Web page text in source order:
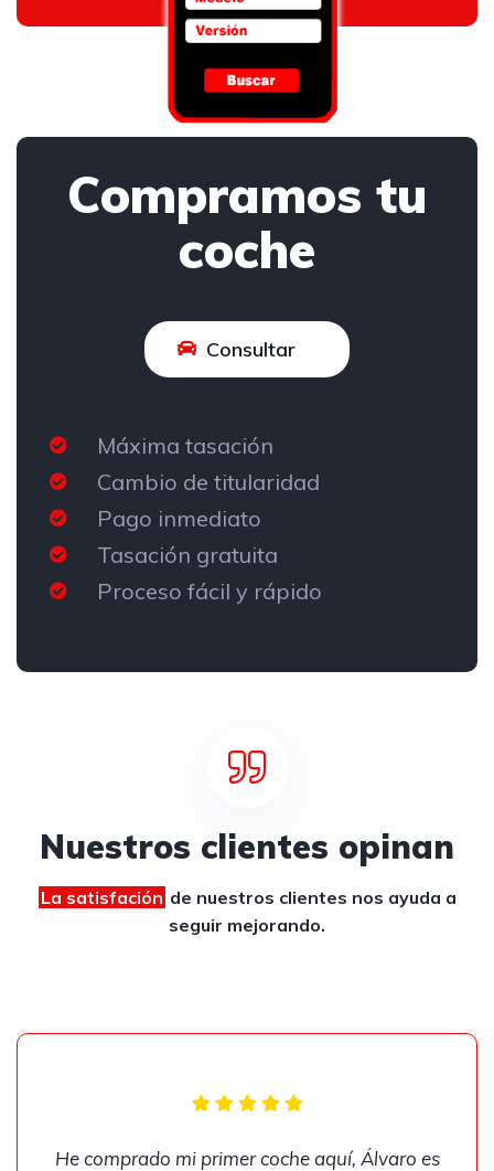
Compramos tu
coche
Consultar
Máxima tasación
Cambio de titularidad
Pago inmediato
Tasación gratuita
Proceso fácil y rápido
Nuestros clientes opinan
La satisfación de nuestros clientes nos ayuda a
seguir mejorando.
He comprado mi primer coche aquí, Álvaro es